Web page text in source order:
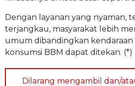
Dengan layanan yang nyaman,
terjangkau, masyarakat lebih
umum dibandingkan kendaraan
konsumsi BBM dapat ditekan. (*)
Dilarang mengambil dan/